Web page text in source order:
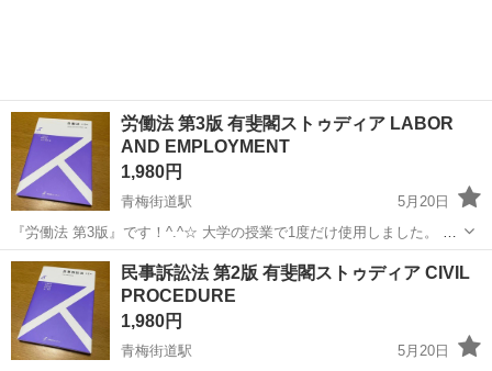
労働法 第3版 有斐閣ストゥディア LABOR
AND EMPLOYMENT
1,980円
青梅街道駅
5月20日
『労働法 第3版』です！^.^☆ 大学の授業で1度だけ使用しました。 多
少のused感はあるかと思いますが、お読みいただくのに問題はありま
せん。 ※中古品であるということをご理解の上、気になさらない方の
み、ご購入をお願...
東京 小平市 青梅街道駅 参考書 有斐閣
民事訴訟法 第2版 有斐閣ストゥディア CIVIL
PROCEDURE
1,980円
青梅街道駅
5月20日